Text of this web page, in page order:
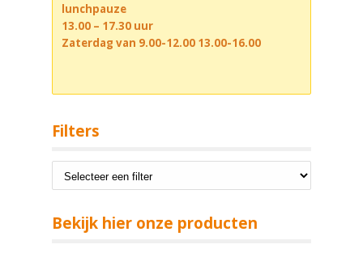
lunchpauze
13.00 – 17.30 uur
Zaterdag van 9.00-12.00 13.00-16.00
Filters
Bekijk hier onze producten